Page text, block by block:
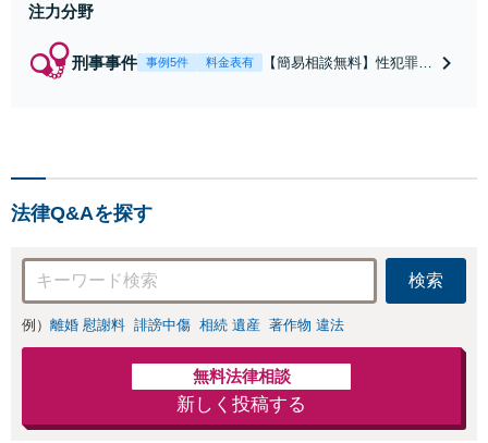
注力分野
刑事事件 事例5件 料金表有
【簡易相談無料】性犯罪
法律Q&Aを探す
検索
例） 離婚 慰謝料 誹謗中傷 相続 遺産 著作物 違法
無料法律相談
新しく投稿する